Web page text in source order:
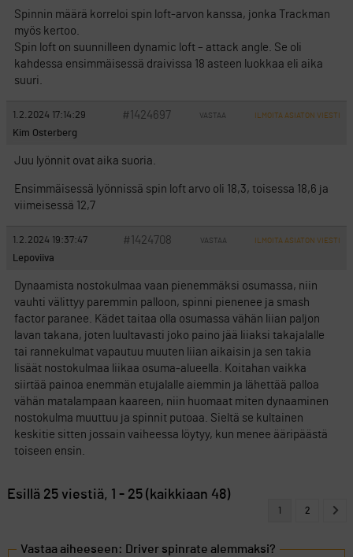
Spinnin määrä korreloi spin loft-arvon kanssa, jonka Trackman
myös kertoo.
Spin loft on suunnilleen dynamic loft – attack angle. Se oli
kahdessa ensimmäisessä draivissa 18 asteen luokkaa eli aika
suuri.
1.2.2024 17:14:29 #1424697 VASTAA ILMOITA ASIATON VIESTI
Kim Osterberg
Juu lyönnit ovat aika suoria.
Ensimmäisessä lyönnissä spin loft arvo oli 18,3, toisessa 18,6 ja
viimeisessä 12,7
1.2.2024 19:37:47 #1424708 VASTAA ILMOITA ASIATON VIESTI
Lepoviiva
Dynaamista nostokulmaa vaan pienemmäksi osumassa, niin
vauhti välittyy paremmin palloon, spinni pienenee ja smash
factor paranee. Kädet taitaa olla osumassa vähän liian paljon
lavan takana, joten luultavasti joko paino jää liiaksi takajalalle
tai rannekulmat vapautuu muuten liian aikaisin ja sen takia
lisäät nostokulmaa liikaa osuma-alueella. Koitahan vaikka
siirtää painoa enemmän etujalalle aiemmin ja lähettää palloa
vähän matalampaan kaareen, niin huomaat miten dynaaminen
nostokulma muuttuu ja spinnit putoaa. Sieltä se kultainen
keskitie sitten jossain vaiheessa löytyy, kun menee ääripäästä
toiseen ensin.
Esillä 25 viestiä, 1 - 25 (kaikkiaan 48)
1 2
Vastaa aiheeseen: Driver spinrate alemmaksi?